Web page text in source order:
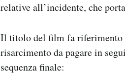
relative all’incidente, che
Il titolo del film fa riferimento
risarcimento da pagare in
sequenza finale: